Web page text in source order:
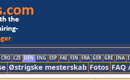
CRO CZE DEN ENG ESP FAI FIN FRA GER GRE INA
Østrigske mesterskab Fotos FAQ